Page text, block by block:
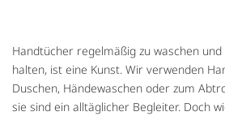
Handtücher regelmäßig zu waschen und
halten, ist eine Kunst. Wir verwenden
Duschen, Händewaschen oder zum
sie sind ein alltäglicher Begleiter. Doch